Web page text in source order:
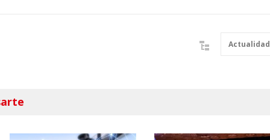
Actualidad